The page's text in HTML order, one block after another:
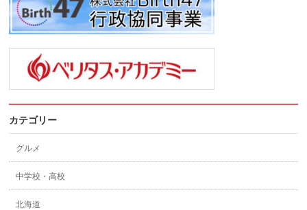
カテゴリー
グルメ
中学校・高校
北海道